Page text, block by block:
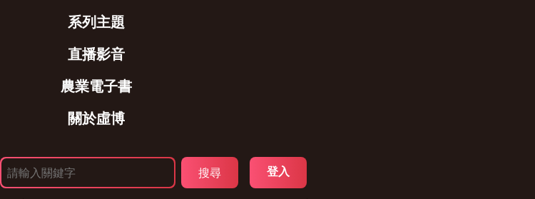
系列主題
直播影音
農業電子書
關於虛博
登入